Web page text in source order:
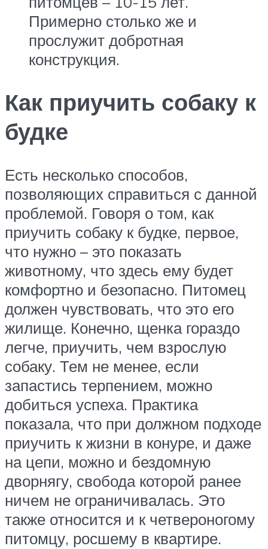
Примерно столько же и
прослужит добротная
конструкция.
Как приучить собаку к
будке
Есть несколько способов,
позволяющих справиться с данной
проблемой. Говоря о том, как
приучить собаку к будке, первое,
что нужно – это показать
животному, что здесь ему будет
комфортно и безопасно. Питомец
должен чувствовать, что это его
жилище. Конечно, щенка гораздо
легче, приучить, чем взрослую
собаку. Тем не менее, если
запастись терпением, можно
добиться успеха. Практика
показала, что при должном подходе
приучить к жизни в конуре, и даже
на цепи, можно и бездомную
дворнягу, свобода которой ранее
ничем не ограничивалась. Это
также относится и к четвероногому
питомцу, росшему в квартире.